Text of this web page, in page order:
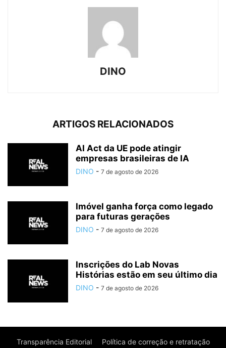
DINO
ARTIGOS RELACIONADOS
AI Act da UE pode atingir
empresas brasileiras de IA
DINO - 7 de agosto de 2026
Imóvel ganha força como legado
para futuras gerações
DINO - 7 de agosto de 2026
Inscrições do Lab Novas
Histórias estão em seu último dia
DINO - 7 de agosto de 2026
Transparência Editorial Política de correção e retratação